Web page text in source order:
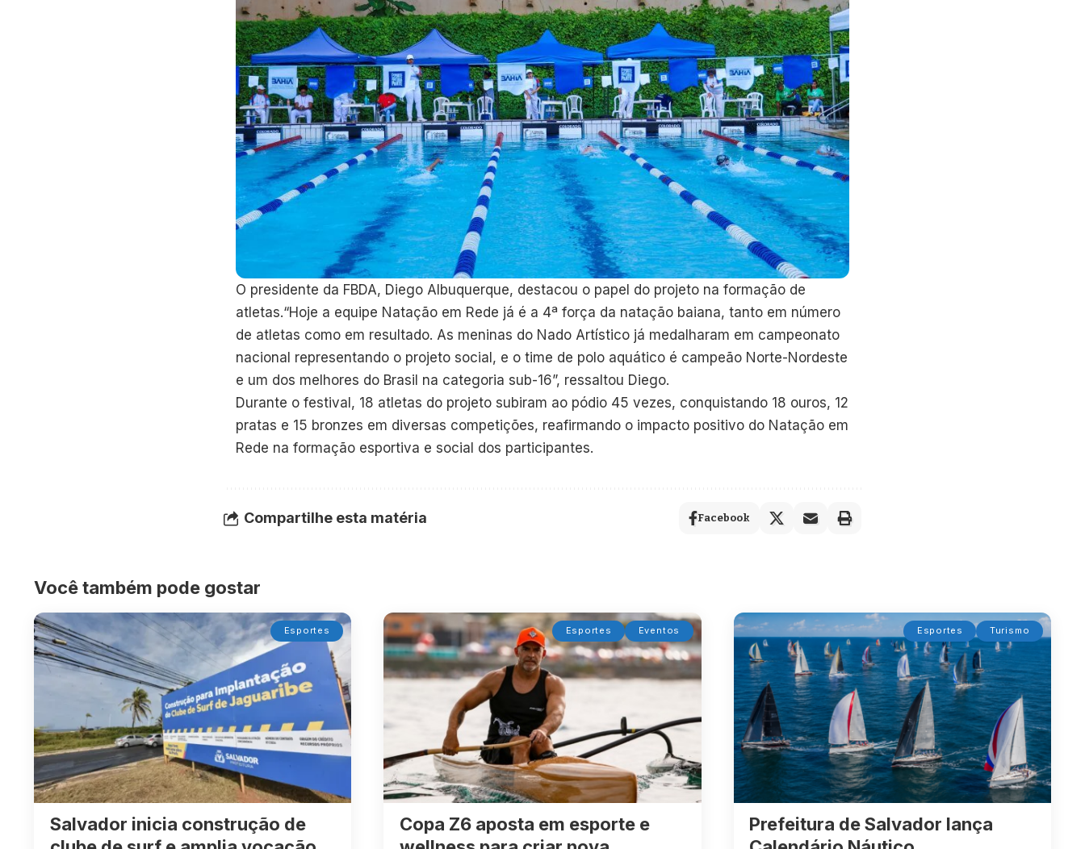
O presidente da FBDA, Diego Albuquerque, destacou o papel do projeto na formação de
atletas.“Hoje a equipe Natação em Rede já é a 4ª força da natação baiana, tanto em número
de atletas como em resultado. As meninas do Nado Artístico já medalharam em campeonato
nacional representando o projeto social, e o time de polo aquático é campeão Norte-Nordeste
e um dos melhores do Brasil na categoria sub-16”, ressaltou Diego.
Durante o festival, 18 atletas do projeto subiram ao pódio 45 vezes, conquistando 18 ouros, 12
pratas e 15 bronzes em diversas competições, reafirmando o impacto positivo do Natação em
Rede na formação esportiva e social dos participantes.
Compartilhe esta matéria Facebook
Você também pode gostar
Esportes
Salvador inicia construção de
Esportes Eventos
Copa Z6 aposta em esporte e
Esportes Turismo
Prefeitura de Salvador lança